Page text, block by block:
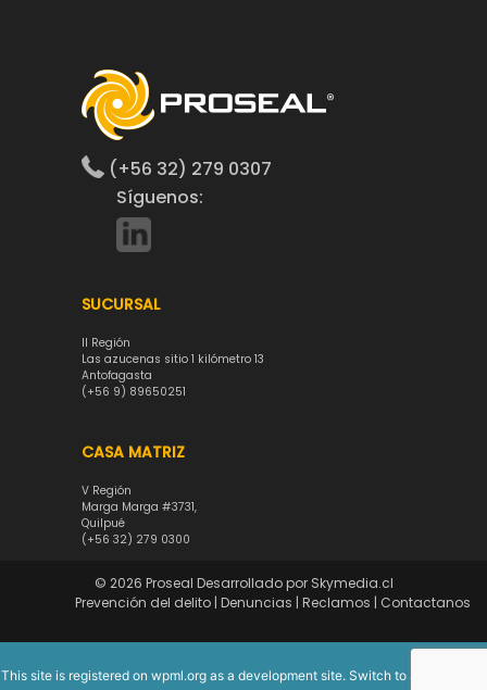
(+56 32) 279 0307
Síguenos:
SUCURSAL
II Región
Las azucenas sitio 1 kilómetro 13
Antofagasta
(+56 9) 89650251
CASA MATRIZ
V Región
Marga Marga #3731,
Quilpué
(+56 32) 279 0300
© 2026 Proseal Desarrollado por Skymedia.cl
Prevención del delito | Denuncias | Reclamos | Contactanos
This site is registered on wpml.org as a development site. Switch to a production